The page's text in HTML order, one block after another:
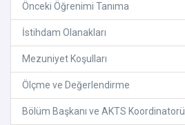
Önceki Öğrenimi Tanıma
İstihdam Olanakları
Mezuniyet Koşulları
Ölçme ve Değerlendirme
Bölüm Başkanı ve AKTS Koordinatorü